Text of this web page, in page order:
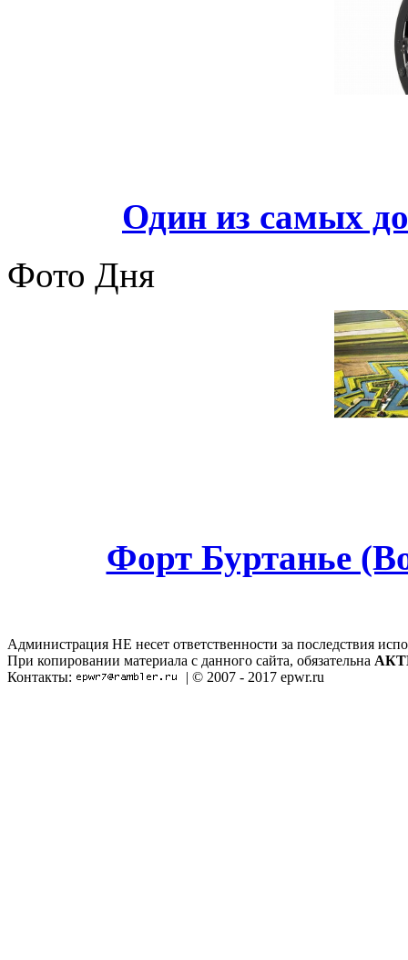
Один из самых
Фото Дня
Форт Буртанье
Администрация НЕ несет ответственности за последствия
При копировании материала с данного сайта, обязательна
Контакты:
| © 2007 - 2017 epwr.ru